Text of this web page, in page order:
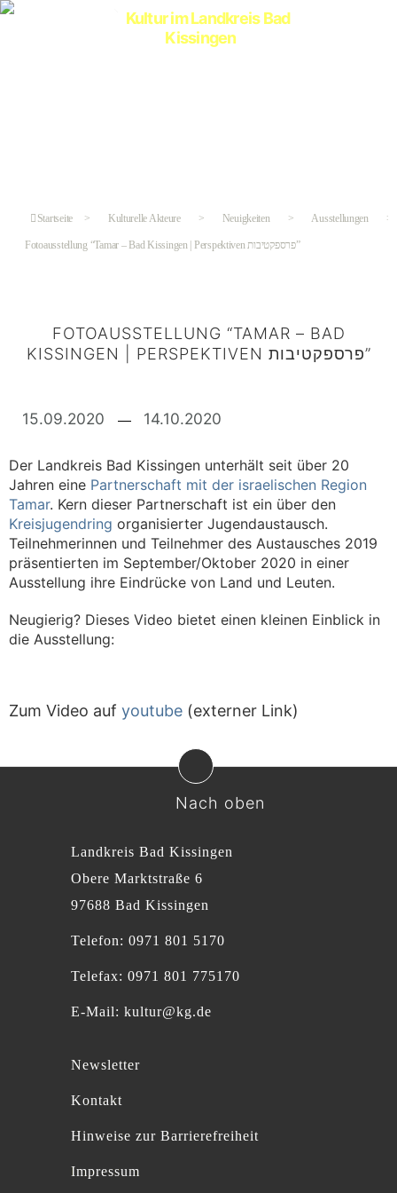
Startseite > Kulturelle Akteure > Neuigkeiten > Ausstellungen >
Fotoausstellung “Tamar – Bad Kissingen | Perspektiven פרספקטיבות”
FOTOAUSSTELLUNG “TAMAR – BAD
KISSINGEN | PERSPEKTIVEN פרספקטיבות”
15.09.2020 14.10.2020
Der Landkreis Bad Kissingen unterhält seit über 20
Jahren eine Partnerschaft mit der israelischen Region
Tamar. Kern dieser Partnerschaft ist ein über den
Kreisjugendring organisierter Jugendaustausch.
Teilnehmerinnen und Teilnehmer des Austausches 2019
präsentierten im September/Oktober 2020 in einer
Ausstellung ihre Eindrücke von Land und Leuten.
Neugierig? Dieses Video bietet einen kleinen Einblick in
die Ausstellung:
Zum Video auf youtube (externer Link)
Nach oben
Landkreis Bad Kissingen
Obere Marktstraße 6
97688 Bad Kissingen
Telefon: 0971 801 5170
Telefax: 0971 801 775170
E-Mail: kultur@kg.de
Newsletter
Kontakt
Hinweise zur Barrierefreiheit
Impressum